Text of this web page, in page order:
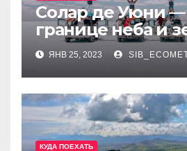
Солар де Уюни —
границе неба и
ЯНВ 25, 2023
КУДА ПОЕХАТЬ